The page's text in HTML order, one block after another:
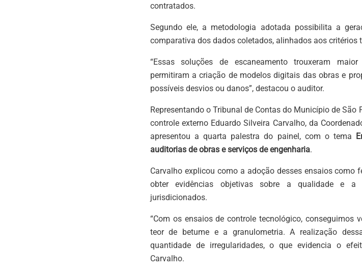
contratados.
Segundo ele, a metodologia adotada possibilita a
comparativa dos dados coletados, alinhados aos critérios
“Essas soluções de escaneamento trouxeram
permitiram a criação de modelos digitais das obras e
possíveis desvios ou danos”, destacou o auditor.
Representando o Tribunal de Contas do Município de
controle externo Eduardo Silveira Carvalho, da
apresentou a quarta palestra do painel, com o tema
auditorias de obras e serviços de engenharia.
Carvalho explicou como a adoção desses ensaios
obter evidências objetivas sobre a qualidade e a
jurisdicionados.
“Com os ensaios de controle tecnológico, conseguimos
teor de betume e a granulometria. A realização
quantidade de irregularidades, o que evidencia o
Carvalho.